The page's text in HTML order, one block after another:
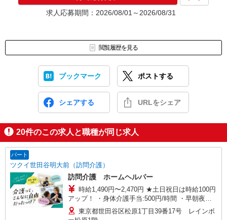
求人応募期間：2026/08/01～2026/08/31
閲覧履歴を見る
ブックマーク ポストする
シェアする URLをシェア
20件のこの求人と職種が同じ求人
パート
ツクイ世田谷明大前（訪問介護）
訪問介護 ホームヘルパー
時給1,490円〜2,470円 ★土日祝日は時給100円
アップ！ ・身体介護手当:500円/時間 ・早朝夜間
深夜手当:300円/時間 （18:00〜翌07:59の時間
帯） ・ICT手当:2,000円/月 ・ケア→ケアの移動時
東京都世田谷区松原1丁目39番17号 レインボ